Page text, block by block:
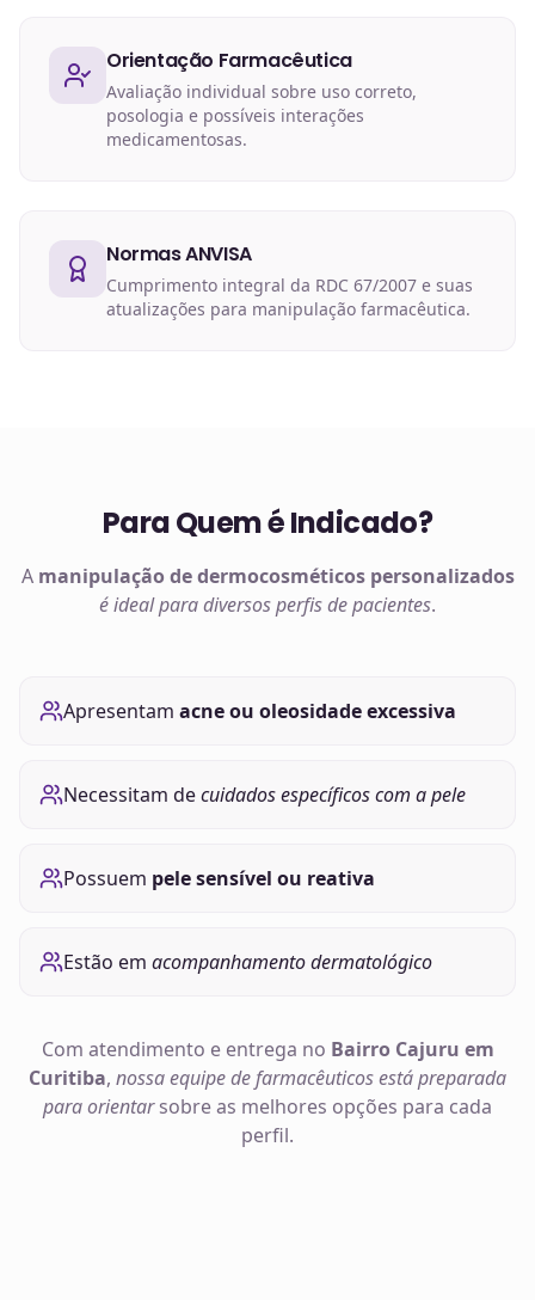
Orientação Farmacêutica
Avaliação individual sobre uso correto,
posologia e possíveis interações
medicamentosas.
Normas ANVISA
Cumprimento integral da RDC 67/2007 e suas
atualizações para manipulação farmacêutica.
Para Quem é Indicado?
A manipulação dedermocosméticospersonalizados
é ideal para diversos perfis de pacientes.
Apresentam acne ou oleosidade excessiva
Necessitam decuidados específicos com a pele
Possuem pele sensível ou reativa
Estão em acompanhamento dermatológico
Com atendimento e entrega no Bairro Cajuru em
Curitiba, nossa equipe de farmacêuticos está preparada
para orientarsobre as melhores opções para cada
perfil.